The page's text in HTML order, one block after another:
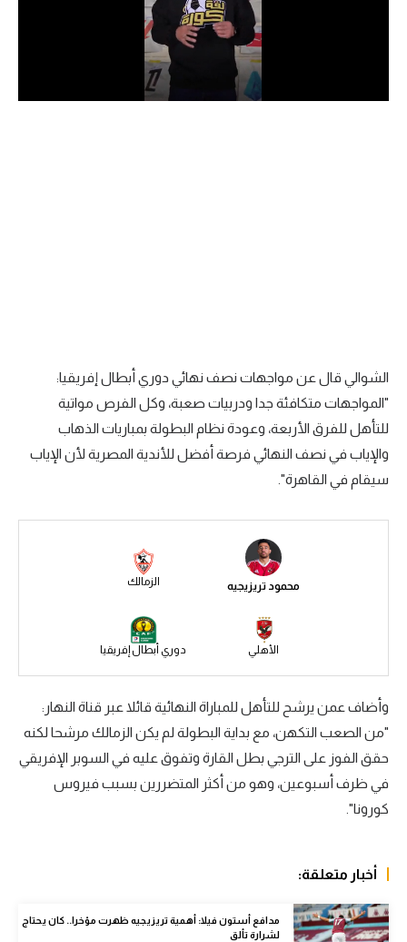
دوري أبطال إفريقيا
سعودي في الجول
الدوري الإنجليزي
الدوري الإسباني
دوري أبطال أوروبا
القسم الثاني
كرة يد
كرة طائرة
الوطن العربي
في المونديال
أمريكا
الشوالي قال عن مواجهات نصف نهائي دوري أبطال إفريقيا:
"المواجهات متكافئة جدا ودربيات صعبة، وكل الفرص مواتية
للتأهل للفرق الأربعة، وعودة نظام البطولة بمباريات الذهاب
والإياب في نصف النهائي فرصة أفضل للأندية المصرية لأن الإياب
سيقام في القاهرة".
محمود تريزيجيه الزمالك
الأهلي دوري أبطال إفريقيا
وأضاف عمن يرشح للتأهل للمباراة النهائية قائلا عبر قناة النهار:
"من الصعب التكهن، مع بداية البطولة لم يكن الزمالك مرشحا لكنه
حقق الفوز على الترجي بطل القارة وتفوق عليه في السوبر الإفريقي
في ظرف أسبوعين، وهو من أكثر المتضررين بسبب فيروس
كورونا".
أخبار متعلقة:
مدافع أستون فيلا: أهمية تريزيجيه ظهرت مؤخرا.. كان يحتاج
لشرارة تألق